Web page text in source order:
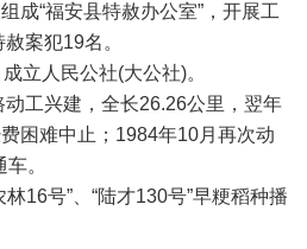
成“福安县特赦办公室”，开展工
案犯19名。
人民公社(大公社)。
工兴建，全长26.26公里，翌年
困难中止；1984年10月再次动
。
号”、“陆才130号”早粳稻种播